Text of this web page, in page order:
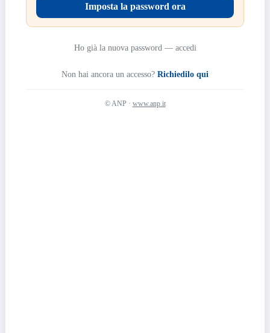
Imposta la password ora
Ho già la nuova password — accedi
Non hai ancora un accesso? Richiedilo qui
© ANP · www.anp.it